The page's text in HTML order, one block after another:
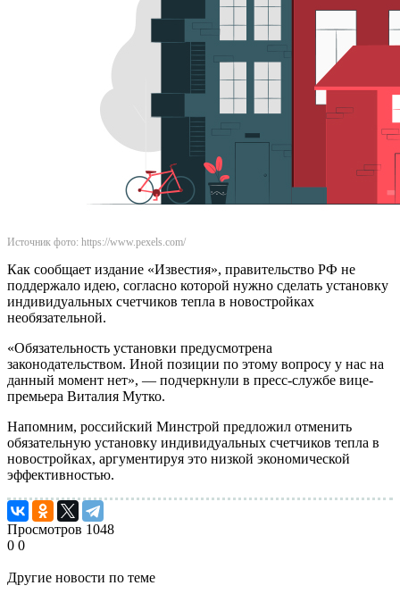
Источник фото: https://www.pexels.com/
Как сообщает издание «Известия», правительство РФ не
поддержало идею, согласно которой нужно сделать установку
индивидуальных счетчиков тепла в новостройках
необязательной.
«Обязательность установки предусмотрена
законодательством. Иной позиции по этому вопросу у нас на
данный момент нет», — подчеркнули в пресс-службе вице-
премьера Виталия Мутко.
Напомним, российский Минстрой предложил отменить
обязательную установку индивидуальных счетчиков тепла в
новостройках, аргументируя это низкой экономической
эффективностью.
Просмотров 1048
0 0
Другие новости по теме